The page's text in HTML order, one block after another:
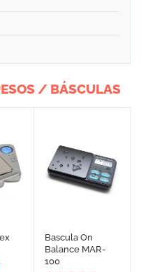
/ BÁSCULAS
Bascula On
Balance MAR-
100